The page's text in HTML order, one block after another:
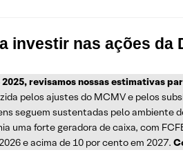
investir nas ações da
revisamos nossas estimativas
pelos ajustes do MCMV e pelos
seguem sustentadas pelo ambiente
uma forte geradora de caixa, com
e acima de 10 por cento em 2027.